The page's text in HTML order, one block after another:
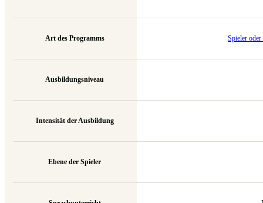
Art des Programms
Ausbildungsniveau
Intensität der Ausbildung
Ebene der Spieler
Spieler